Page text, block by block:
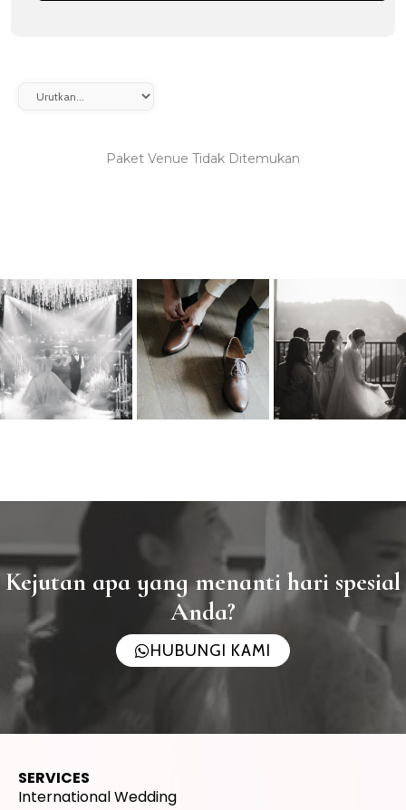
Paket Venue Tidak Ditemukan
Kejutan apa yang menanti hari spesial
Anda?
HUBUNGI KAMI
SERVICES
International Wedding